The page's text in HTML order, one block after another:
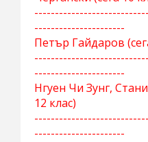
----------------------
Петър Гайдаров
----------------------
Нгуен Чи Зунг,
12 клас)
----------------------